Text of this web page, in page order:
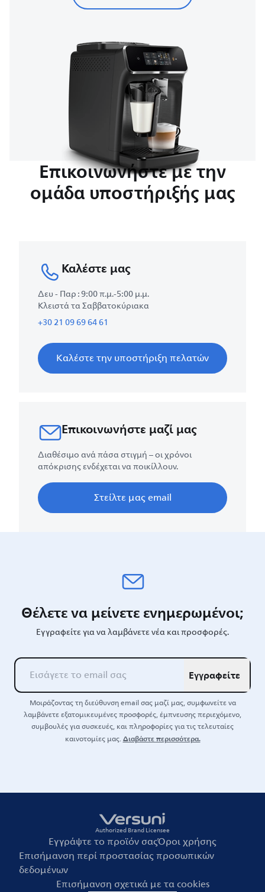
Επικοινωνήστε με την
ομάδα υποστήριξής μας
Καλέστε μας
Δευ - Παρ : 9:00 π.μ.-5:00 μ.μ.
Κλειστά τα Σαββατοκύριακα
+30 21 09 69 64 61
Καλέστε την υποστήριξη πελατών
Επικοινωνήστε μαζί μας
Διαθέσιμο ανά πάσα στιγμή – οι χρόνοι
απόκρισης ενδέχεται να ποικίλλουν.
Στείλτε μας email
Θέλετε να μείνετε ενημερωμένοι;
Εγγραφείτε για να λαμβάνετε νέα και προσφορές.
Εγγραφείτε
Μοιράζοντας τη διεύθυνση email σας μαζί μας, συμφωνείτε να
λαμβάνετε εξατομικευμένες προσφορές, έμπνευσης περιεχόμενο,
συμβουλές για συσκευές, και πληροφορίες για τις τελευταίες
καινοτομίες μας.Διαβάστε περισσότερα.
Authorized Brand Licensee
Εγγράψτε το προϊόν σαςΌροι χρήσης
Επισήμανση περί προστασίας προσωπικών
δεδομένων
Επισήμανση σχετικά με τα cookies